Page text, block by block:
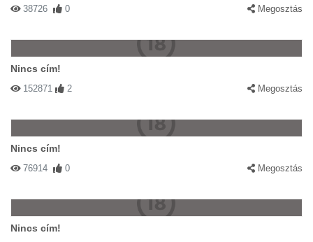
38726 0 Megosztás
Nincs cím!
152871 2 Megosztás
Nincs cím!
76914 0 Megosztás
Nincs cím!